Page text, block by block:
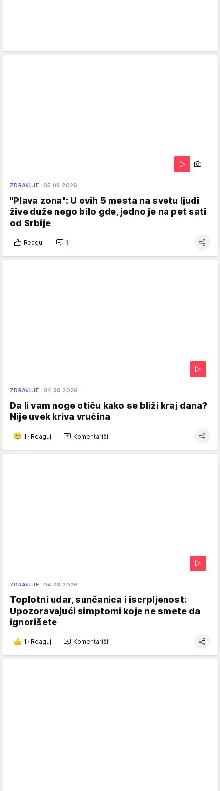
ZDRAVLJE 05.08.2026.
"Plava zona": U ovih 5 mesta na svetu ljudi
žive duže nego bilo gde, jedno je na pet sati
od Srbije
Reaguj 1
ZDRAVLJE 04.08.2026.
Da li vam noge otiču kako se bliži kraj dana?
Nije uvek kriva vrućina
1 · Reaguj Komentariši
ZDRAVLJE 04.08.2026.
Toplotni udar, sunčanica i iscrpljenost:
Upozoravajući simptomi koje ne smete da
ignorišete
1 · Reaguj Komentariši